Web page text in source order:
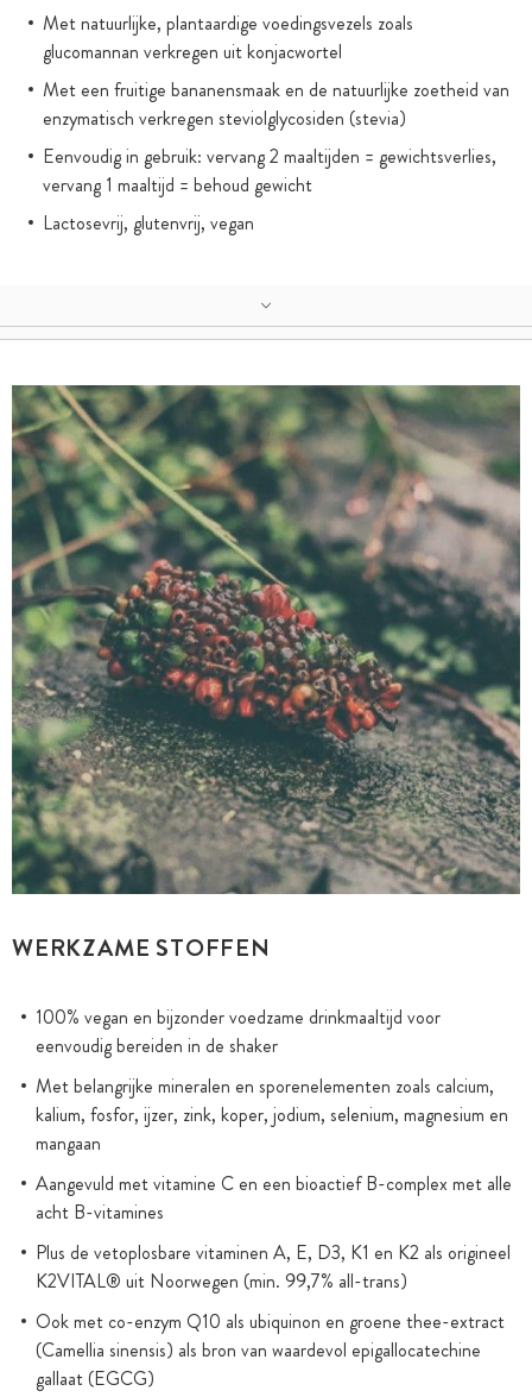
Met natuurlijke, plantaardige voedingsvezels zoals
glucomannan verkregen uit konjacwortel
Met een fruitige bananensmaak en de natuurlijke zoetheid van
enzymatisch verkregen steviolglycosiden (stevia)
Eenvoudig in gebruik: vervang 2 maaltijden = gewichtsverlies,
vervang 1 maaltijd = behoud gewicht
Lactosevrij, glutenvrij, vegan
WERKZAME STOFFEN
100% vegan en bijzonder voedzame drinkmaaltijd voor
eenvoudig bereiden in de shaker
Met belangrijke mineralen en sporenelementen zoals calcium,
kalium, fosfor, ijzer, zink, koper, jodium, selenium, magnesium en
mangaan
Aangevuld met vitamine C en een bioactief B-complex met alle
acht B-vitamines
Plus de vetoplosbare vitaminen A, E, D3, K1 en K2 als origineel
K2VITAL® uit Noorwegen (min. 99,7% all-trans)
Ook met co-enzym Q10 als ubiquinon en groene thee-extract
(Camellia sinensis) als bron van waardevol epigallocatechine
gallaat (EGCG)